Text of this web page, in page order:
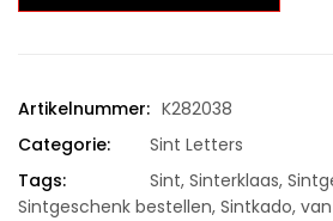
Artikelnummer: K282038
Categorie:
Sint Letters
Tags:
Sint, Sinterklaas,
Sintgeschenk bestellen, Sintkado,